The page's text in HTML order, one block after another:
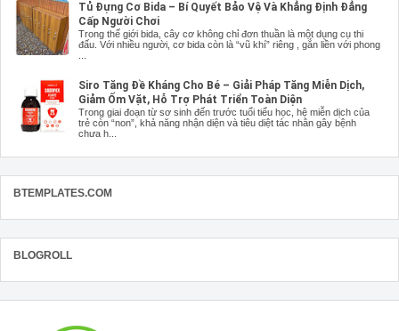
Tủ Đựng Cơ Bida – Bí Quyết Bảo Vệ Và Khẳng Định Đẳng
Cấp Người Chơi
Trong thế giới bida, cây cơ không chỉ đơn thuần là một dụng cụ thi
đấu. Với nhiều người, cơ bida còn là “vũ khí” riêng , gắn liền với phong
...
Siro Tăng Đề Kháng Cho Bé – Giải Pháp Tăng Miễn Dịch,
Giảm Ốm Vặt, Hỗ Trợ Phát Triển Toàn Diện
Trong giai đoạn từ sơ sinh đến trước tuổi tiểu học, hệ miễn dịch của
trẻ còn “non”, khả năng nhận diện và tiêu diệt tác nhân gây bệnh
chưa h...
BTEMPLATES.COM
BLOGROLL